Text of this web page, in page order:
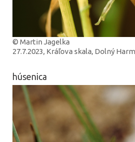
© Martin Jagelka
27.7.2023, Kráľova skala, Dolný
húsenica